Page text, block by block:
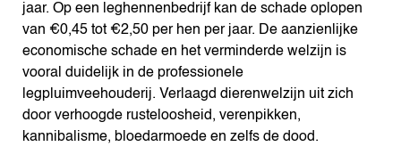
jaar. Op een leghennenbedrijf kan de schade oplopen
van €0,45 tot €2,50 per hen per jaar. De aanzienlijke
economische schade en het verminderde welzijn is
vooral duidelijk in de professionele
legpluimveehouderij. Verlaagd dierenwelzijn uit zich
door verhoogde rusteloosheid, verenpikken,
kannibalisme, bloedarmoede en zelfs de dood.